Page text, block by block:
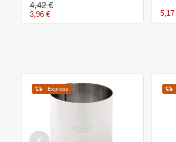
4,42 €
3,96 € 5,17
Express